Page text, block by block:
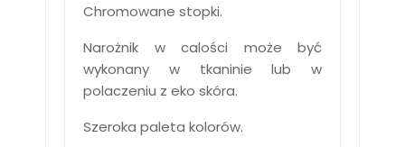
Chromowane stopki.
Narożnik w calości może być
wykonany w tkaninie lub w
polaczeniu z eko skóra.
Szeroka paleta kolorów.